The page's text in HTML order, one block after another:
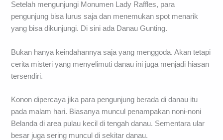
Setelah mengunjungi Monumen Lady Raffles, para
pengunjung bisa lurus saja dan menemukan spot menarik
yang bisa dikunjungi. Di sini ada Danau Gunting.
Bukan hanya keindahannya saja yang menggoda. Akan tetapi
cerita misteri yang menyelimuti danau ini juga menjadi hiasan
tersendiri.
Konon dipercaya jika para pengunjung berada di danau itu
pada malam hari. Biasanya muncul penampakan noni-noni
Belanda di area pulau kecil di tengah danau. Sementara ular
besar juga sering muncul di sekitar danau.